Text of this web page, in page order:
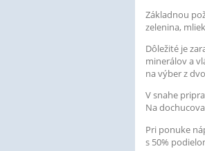
Základnou
zelenina,
Dôležité je
minerálov a
na výber z
V snahe
Na
Pri ponuke
s 50%